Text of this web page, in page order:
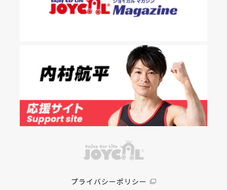
プライバシーポリシー